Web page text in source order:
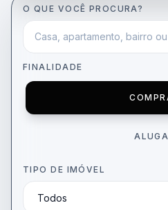
O QUE VOCÊ PROCURA?
FINALIDADE
TIPO DE IMÓVEL